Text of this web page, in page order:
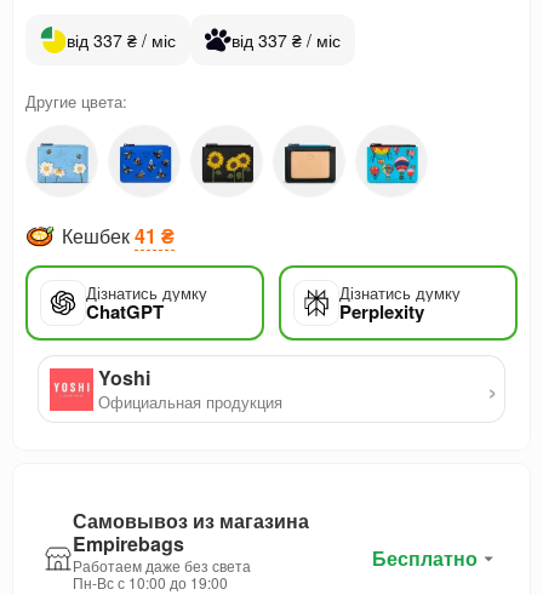
від 337 ₴ / міс від 337 ₴ / міс
Другие цвета:
Кешбек41 ₴
Дізнатись думку
ChatGPT
Дізнатись думку
Perplexity
Yoshi
Официальная продукция ›
Самовывоз из магазина
Empirebags
Работаем даже без света
Пн-Вс с 10:00 до 19:00
Бесплатно